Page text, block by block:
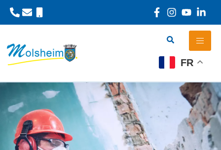
FR
Panneau de gestion des cookies